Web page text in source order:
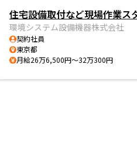
住宅設備取付など現場作業
環境システム設備機器株式会社
契約社員
東京都
月給26万6,500円～32万300円